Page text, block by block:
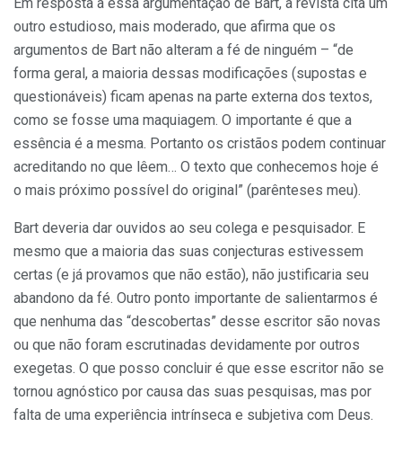
Em resposta a essa argumentação de Bart, a revista cita um
outro estudioso, mais moderado, que afirma que os
argumentos de Bart não alteram a fé de ninguém – “de
forma geral, a maioria dessas modificações (supostas e
questionáveis) ficam apenas na parte externa dos textos,
como se fosse uma maquiagem. O importante é que a
essência é a mesma. Portanto os cristãos podem continuar
acreditando no que lêem… O texto que conhecemos hoje é
o mais próximo possível do original” (parênteses meu).
Bart deveria dar ouvidos ao seu colega e pesquisador. E
mesmo que a maioria das suas conjecturas estivessem
certas (e já provamos que não estão), não justificaria seu
abandono da fé. Outro ponto importante de salientarmos é
que nenhuma das “descobertas” desse escritor são novas
ou que não foram escrutinadas devidamente por outros
exegetas. O que posso concluir é que esse escritor não se
tornou agnóstico por causa das suas pesquisas, mas por
falta de uma experiência intrínseca e subjetiva com Deus.